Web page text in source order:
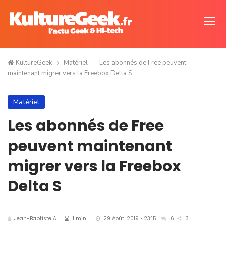
KultureGeek Matériel
Les abonnés de Free peuvent
maintenant migrer vers la Freebox Delta S
Matériel
Les abonnés de Free
peuvent maintenant
migrer vers la Freebox
Delta S
Jean-Baptiste A. 1 min. 29 Août. 2019 • 23:15 6 3